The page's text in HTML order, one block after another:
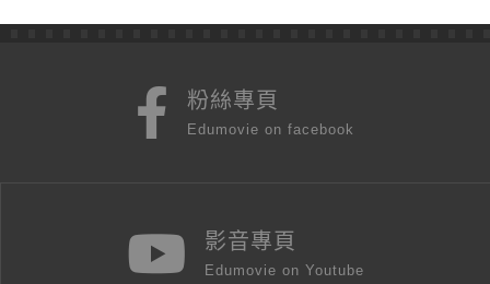
粉絲專頁
Edumovie on facebook
影音專頁
Edumovie on Youtube